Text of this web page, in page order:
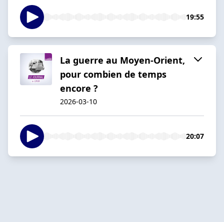
19:55
La guerre au Moyen-Orient,
pour combien de temps
encore ?
2026-03-10
20:07